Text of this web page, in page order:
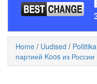
Home / Uudised / Poliitika
партией Koos из России